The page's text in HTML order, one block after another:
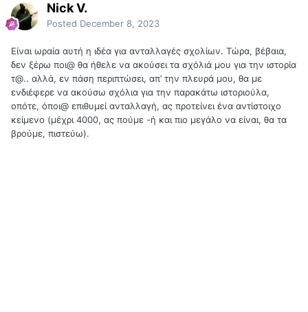
Nick V.
Posted December 8, 2023
Είναι ωραία αυτή η ιδέα για ανταλλαγές σχολίων. Τώρα, βέβαια,
δεν ξέρω ποι@ θα ήθελε να ακούσει τα σχόλιά μου για την ιστορία
τ@.. αλλά, εν πάση περιπτώσει, απ’ την πλευρά μου, θα με
ενδιέφερε να ακούσω σχόλια για την παρακάτω ιστοριούλα,
οπότε, όποι@ επιθυμεί ανταλλαγή, ας προτείνει ένα αντίστοιχο
κείμενο (μέχρι 4000, ας πούμε -ή και πιο μεγάλο να είναι, θα τα
βρούμε, πιστεύω).